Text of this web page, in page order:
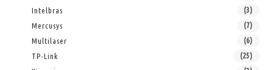
Intelbras (3)
Mercusys (7)
Multilaser (6)
TP-Link (25)